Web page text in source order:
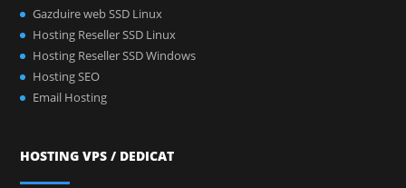
Gazduire web SSD Linux
Hosting Reseller SSD Linux
Hosting Reseller SSD Windows
Hosting SEO
Email Hosting
HOSTING VPS / DEDICAT